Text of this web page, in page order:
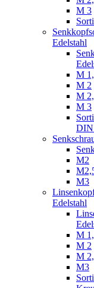
M 3
Edelstahl
M
M 2
M
M 3
DIN
M2
M3
Edelstahl
M
M 2
M
M3